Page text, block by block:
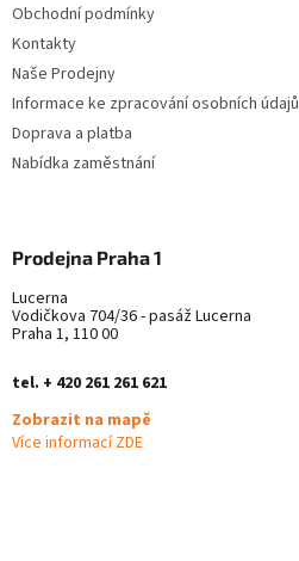
Obchodní podmínky
Kontakty
Naše Prodejny
Informace ke zpracování osobních údajů
Doprava a platba
Nabídka zaměstnání
Prodejna Praha 1
Lucerna
Vodičkova 704/36 - pasáž Lucerna
Praha 1, 110 00
tel. + 420 261 261 621
Zobrazit na mapě
Více informací ZDE